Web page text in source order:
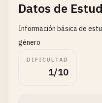
Datos de
Información básica de
género
DIFICULTAD
1/10